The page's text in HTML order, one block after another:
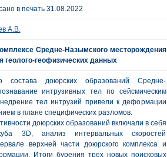
в печать 31.08.2022
А.В.
Средне-Назымского месторождения
геолого-геофизических данных
состава доюрских образований Средне-
интрузивных тел по сейсмическим
тел интрузий привели к деформации
в плане специфических разломов.
доюрских образований включали в себя
3D, анализ интервальных скоростей
верхней части доюрского комплекса и
Итоги бурения трех новых поисковых